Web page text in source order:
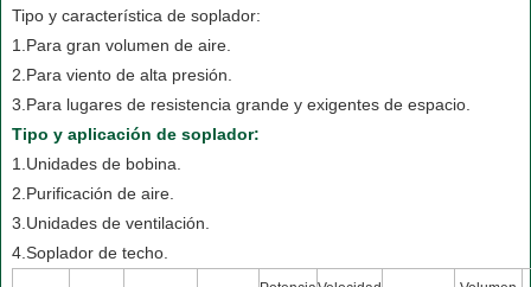
Tipo y característica de soplador:
1.Para gran volumen de aire.
2.Para viento de alta presión.
3.Para lugares de resistencia grande y exigentes de espacio.
Tipo y aplicación de soplador:
1.Unidades de bobina.
2.Purificación de aire.
3.Unidades de ventilación.
4.Soplador de techo.